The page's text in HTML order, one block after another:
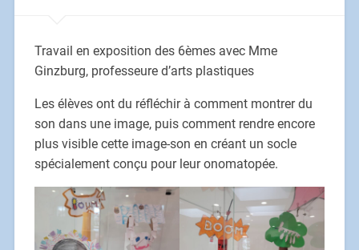
Travail en exposition des 6èmes avec Mme
Ginzburg, professeure d’arts plastiques
Les élèves ont du réfléchir à comment montrer du
son dans une image, puis comment rendre encore
plus visible cette image-son en créant un socle
spécialement conçu pour leur onomatopée.